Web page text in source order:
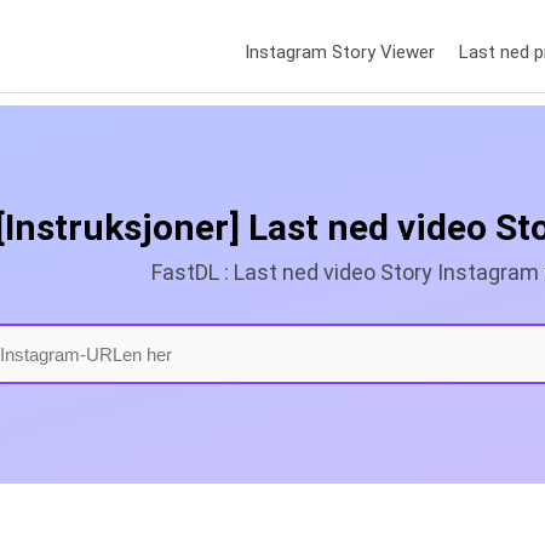
Instagram Story Viewer Last ned
[Instruksjoner] Last ned video
FastDL : Last ned video Story